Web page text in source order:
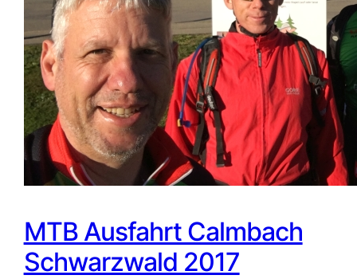
MTB Ausfahrt Calmbach
Schwarzwald 2017